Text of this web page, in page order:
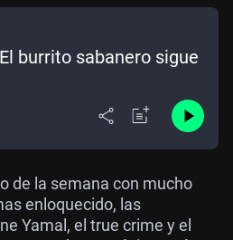
burrito sabanero sigue
de la semana con mucho
enloquecido, las
Yamal, el true crime y el